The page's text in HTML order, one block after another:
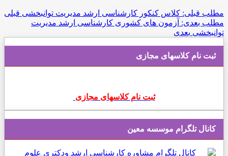
مطلب قبلی: کلاس کنکور کارشناسی ارشد مدیریت توانبخشی قبلی
مطلب بعدی: آزمون های کشوری کارشناسی ارشد مدیریت
توانبخشی بعدی
ثبت نام کلاسهای مجازی
ثبت نام کلاسهای مجازی
کانال تلگرام موسسه معین